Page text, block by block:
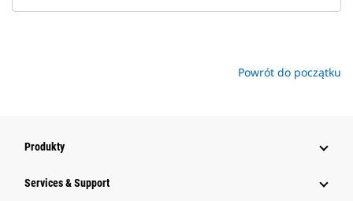
Powrót do początku
Produkty
Services & Support